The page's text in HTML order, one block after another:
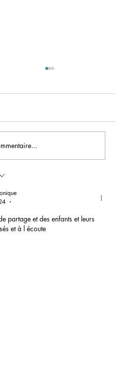
•
partage et des enfants et leurs
et à l écoute